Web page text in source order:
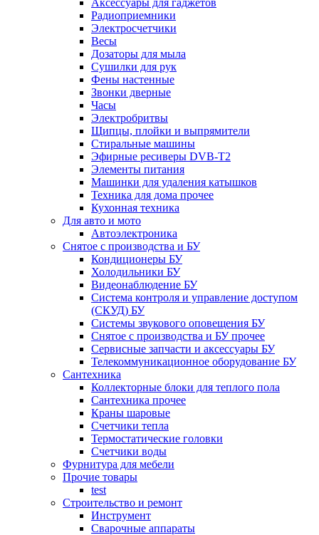
Аксессуары для гаджетов
Радиоприемники
Электросчетчики
Весы
Дозаторы для мыла
Сушилки для рук
Фены настенные
Звонки дверные
Часы
Электробритвы
Щипцы, плойки и выпрямители
Стиральные машины
Эфирные ресиверы DVB-T2
Элементы питания
Машинки для удаления катышков
Техника для дома прочее
Кухонная техника
Для авто и мото
Автоэлектроника
Снятое с производства и БУ
Кондиционеры БУ
Холодильники БУ
Видеонаблюдение БУ
Система контроля и управление доступом
(СКУД) БУ
Системы звукового оповещения БУ
Снятое с производства и БУ прочее
Сервисные запчасти и аксессуары БУ
Телекоммуникационное оборудование БУ
Сантехника
Коллекторные блоки для теплого пола
Сантехника прочее
Краны шаровые
Счетчики тепла
Термоcтатические головки
Счетчики воды
Фурнитура для мебели
Прочие товары
test
Строительство и ремонт
Инструмент
Сварочные аппараты